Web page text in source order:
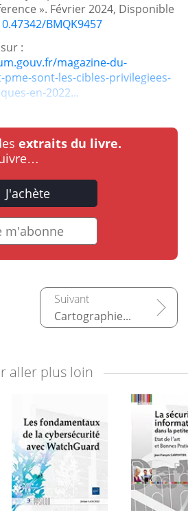
». Février 2024, Disponible
BMQK9457
:
magazine-du-
sont-les-cibles-privilegiees-
en-2022...
extraits du livre.
J'achète
m'abonne
Cartographier les obligations et responsabilités
aller plus loin